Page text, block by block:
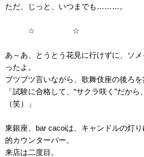
ただ、じっと、いつまでも………。
☆ ☆
あ～あ、とうとう花見に行けずに、ソ
ったよ。
ブツブツ言いながら、歌舞伎座の後ろを
「試験に合格して、“サクラ咲く”だから
（笑）」
東銀座、bar cacoiは、キャンドルの灯
的カウンターバー。
来店は二度目。